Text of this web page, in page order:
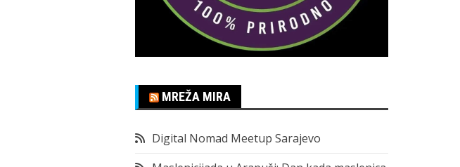
MREŽA MIRA
Digital Nomad Meetup Sarajevo